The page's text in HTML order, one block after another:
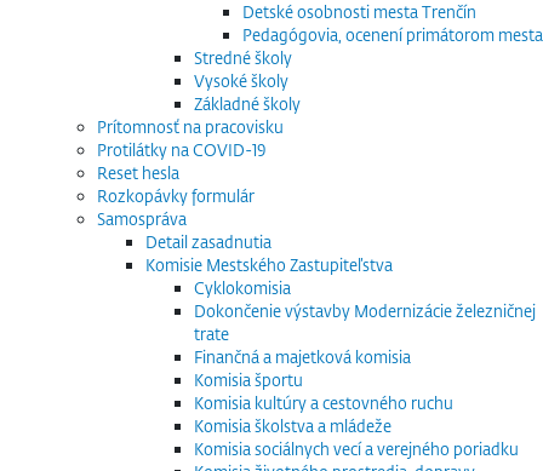
Detské osobnosti mesta Trenčín
Pedagógovia, ocenení primátorom mesta
Stredné školy
Vysoké školy
Základné školy
Prítomnosť na pracovisku
Protilátky na COVID-19
Reset hesla
Rozkopávky formulár
Samospráva
Detail zasadnutia
Komisie Mestského Zastupiteľstva
Cyklokomisia
Dokončenie výstavby Modernizácie železničnej
trate
Finančná a majetková komisia
Komisia športu
Komisia kultúry a cestovného ruchu
Komisia školstva a mládeže
Komisia sociálnych vecí a verejného poriadku